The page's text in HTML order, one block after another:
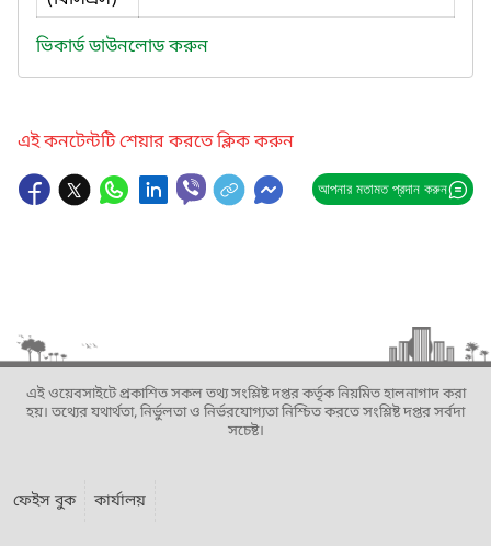
ভিকার্ড ডাউনলোড করুন
এই কনটেন্টটি শেয়ার করতে ক্লিক করুন
আপনার মতামত প্রদান করুন
এই ওয়েবসাইটে প্রকাশিত সকল তথ্য সংশ্লিষ্ট দপ্তর কর্তৃক নিয়মিত হালনাগাদ করা
হয়। তথ্যের যথার্থতা, নির্ভুলতা ও নির্ভরযোগ্যতা নিশ্চিত করতে সংশ্লিষ্ট দপ্তর সর্বদা
সচেষ্ট।
ফেইস বুক কার্যালয়